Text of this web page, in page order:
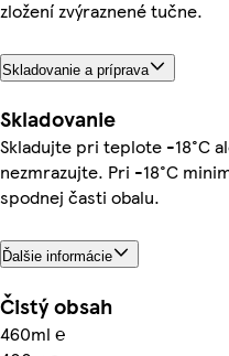
zložení zvýraznené tučne.
Skladovanie a príprava
Skladovanie
Skladujte pri teplote -18°C
nezmrazujte. Pri -18°C
spodnej časti obalu.
Ďalšie informácie
Čistý obsah
460ml ℮